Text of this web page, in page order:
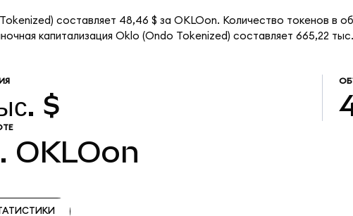
составляет 48,46 $ за OKLOon. Количество токенов в
капитализация Oklo (Ondo Tokenized) составляет 665,22
$
OKLOon